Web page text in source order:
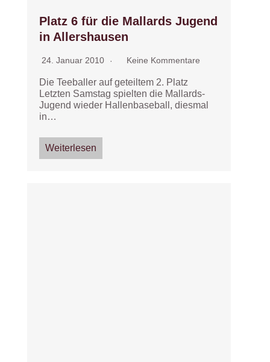
Platz 6 für die Mallards Jugend
in Allershausen
24. Januar 2010 Keine Kommentare
Die Teeballer auf geteiltem 2. Platz
Letzten Samstag spielten die Mallards-
Jugend wieder Hallenbaseball, diesmal
in…
Weiterlesen